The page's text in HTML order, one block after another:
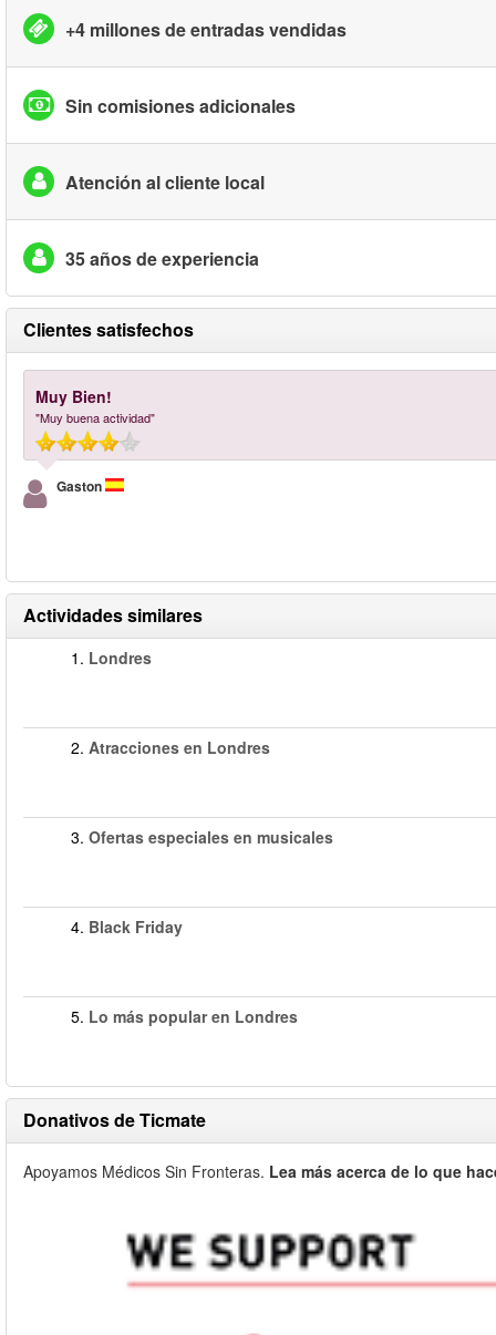
+4 millones de entradas vendidas
Sin comisiones adicionales
Atención al cliente local
35 años de experiencia
Clientes satisfechos
Muy Bien!
"Muy buena actividad"
Gaston
Actividades similares
1. Londres
2. Atracciones en Londres
3. Ofertas especiales en musicales
4. Black Friday
5. Lo más popular en Londres
Donativos de Ticmate
Apoyamos Médicos Sin Fronteras. Lea más acerca de lo que